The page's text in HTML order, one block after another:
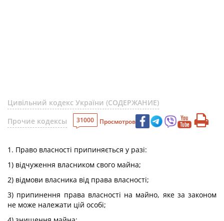
Цивільний кодекс України (СОДЕРЖАНИЕ)
Прочие кодексы
31000 Просмотров
1. Право власності припиняється у разі:
1) відчуження власником свого майна;
2) відмови власника від права власності;
3) припинення права власності на майно, яке за законом
не може належати цій особі;